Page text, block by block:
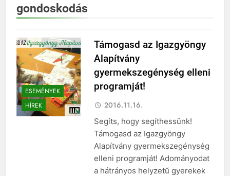
gondoskodás
ESEMÉNYEK
HÍREK
Támogasd az Igazgyöngy
Alapítvány
gyermekszegénység elleni
programját!
2016.11.16.
Segíts, hogy segíthessünk!
Támogasd az Igazgyöngy
Alapítvány gyermekszegénység
elleni programját! Adományodat
a hátrányos helyzetű gyerekek